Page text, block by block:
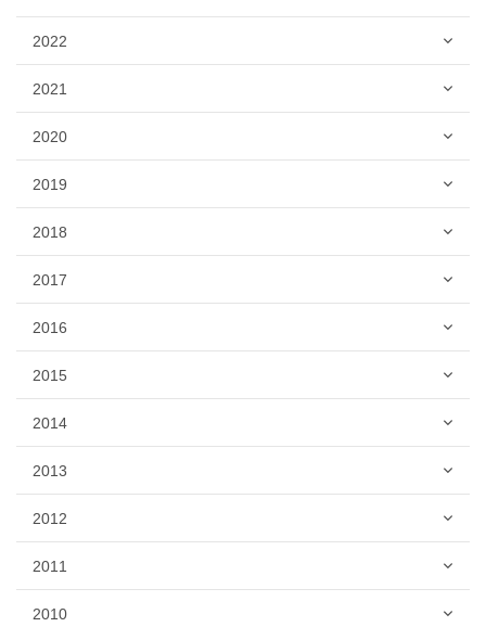
2022
2021
2020
2019
2018
2017
2016
2015
2014
2013
2012
2011
2010